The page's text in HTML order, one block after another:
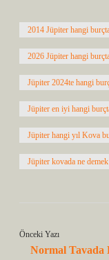
2014 Jüpiter hangi
2026 Jüpiter hangi
Jüpiter 2024te hangi
Jüpiter en iyi hangi
Jüpiter hangi yıl Kova
Jüpiter kovada ne demek
Önceki Yazı
Normal